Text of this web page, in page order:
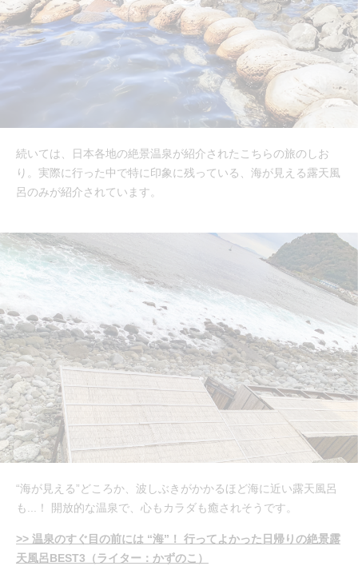
続いては、日本各地の絶景温泉が紹介されたこちらの旅のしお
り。実際に行った中で特に印象に残っている、海が見える露天風
呂のみが紹介されています。
“海が見える”どころか、波しぶきがかかるほど海に近い露天風呂
も...！ 開放的な温泉で、心もカラダも癒されそうです。
>> 温泉のすぐ目の前には “海”！ 行ってよかった日帰りの絶景露
天風呂BEST3（ライター：かずのこ）